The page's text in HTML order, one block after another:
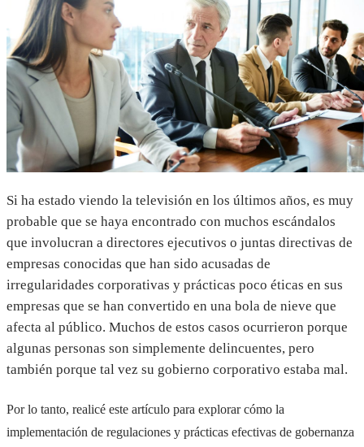
Si ha estado viendo la televisión en los últimos años, es muy
probable que se haya encontrado con muchos escándalos
que involucran a directores ejecutivos o juntas directivas de
empresas conocidas que han sido acusadas de
irregularidades corporativas y prácticas poco éticas en sus
empresas que se han convertido en una bola de nieve que
afecta al público. Muchos de estos casos ocurrieron porque
algunas personas son simplemente delincuentes, pero
también porque tal vez su gobierno corporativo estaba mal.
Por lo tanto, realicé este artículo para explorar cómo la
implementación de regulaciones y prácticas efectivas de gobernanza